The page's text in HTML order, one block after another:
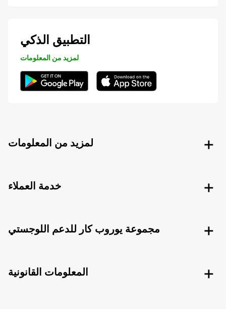
التطبيق الذكي
لمزيد من المعلومات
لمزيد من المعلومات
خدمة العملاء
مجموعة يوروب كار للدعم اللوجستي
المعلومات القانونية